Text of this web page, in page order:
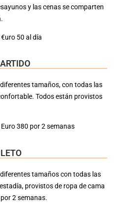
y las cenas se comparten
€uro 50 al día
tamaños, con todas las
Todos están provistos
Euro 380 por 2 semanas
tamaños con todas las
provistos de ropa de cama
2 semanas.